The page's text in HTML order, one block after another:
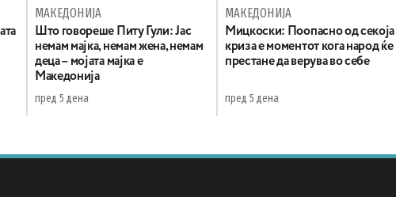
МАКЕДОНИЈА
Што говореше Питу Гули: Јас
немам мајка, немам жена, немам
деца – мојата мајка е
Македонија
пред 5 дена
МАКЕДОНИЈА
Мицкоски: Поопасно од секоја
криза е моментот кога народ ќе
престане да верува во себе
пред 5 дена